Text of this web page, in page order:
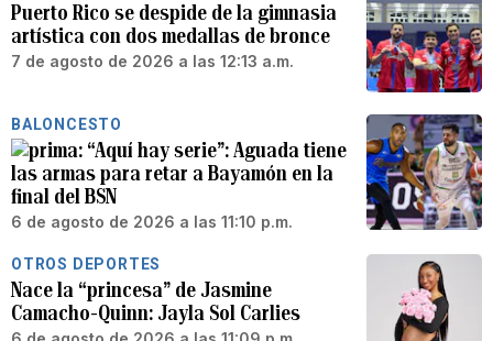
Puerto Rico se despide de la gimnasia
artística con dos medallas de bronce
7 de agosto de 2026 a las 12:13 a.m.
BALONCESTO
“Aquí hay serie”: Aguada tiene
las armas para retar a Bayamón en la
final del BSN
6 de agosto de 2026 a las 11:10 p.m.
OTROS DEPORTES
Nace la “princesa” de Jasmine
Camacho-Quinn: Jayla Sol Carlies